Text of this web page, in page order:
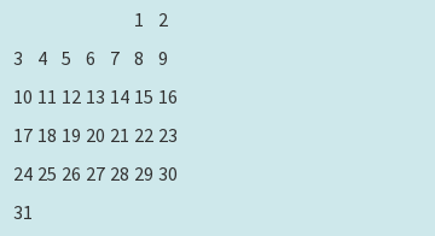
1
2
3
4 5 6 7 8
9
10 11 12 13 14 15 16
17 18 19 20 21 22 23
24 25 26 27 28 29 30
31